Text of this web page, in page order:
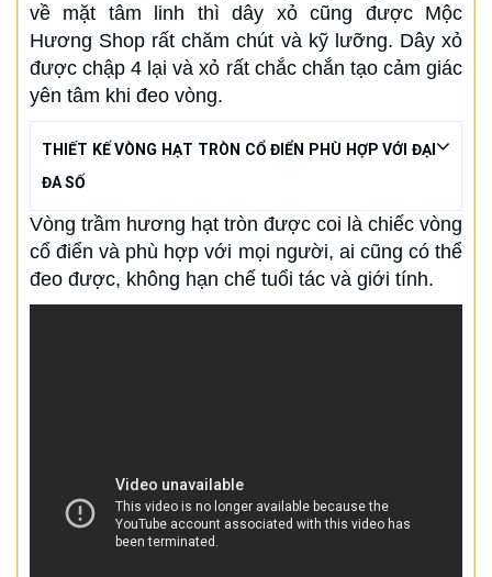
về mặt tâm linh thì dây xỏ cũng được Mộc
Hương Shop rất chăm chút và kỹ lưỡng. Dây xỏ
được chập 4 lại và xỏ rất chắc chắn tạo cảm giác
yên tâm khi đeo vòng.
THIẾT KẾ VÒNG HẠT TRÒN CỔ ĐIỂN PHÙ HỢP VỚI ĐẠI
ĐA SỐ
Vòng trầm hương hạt tròn được coi là chiếc vòng
cổ điển và phù hợp với mọi người, ai cũng có thể
đeo được, không hạn chế tuổi tác và giới tính.